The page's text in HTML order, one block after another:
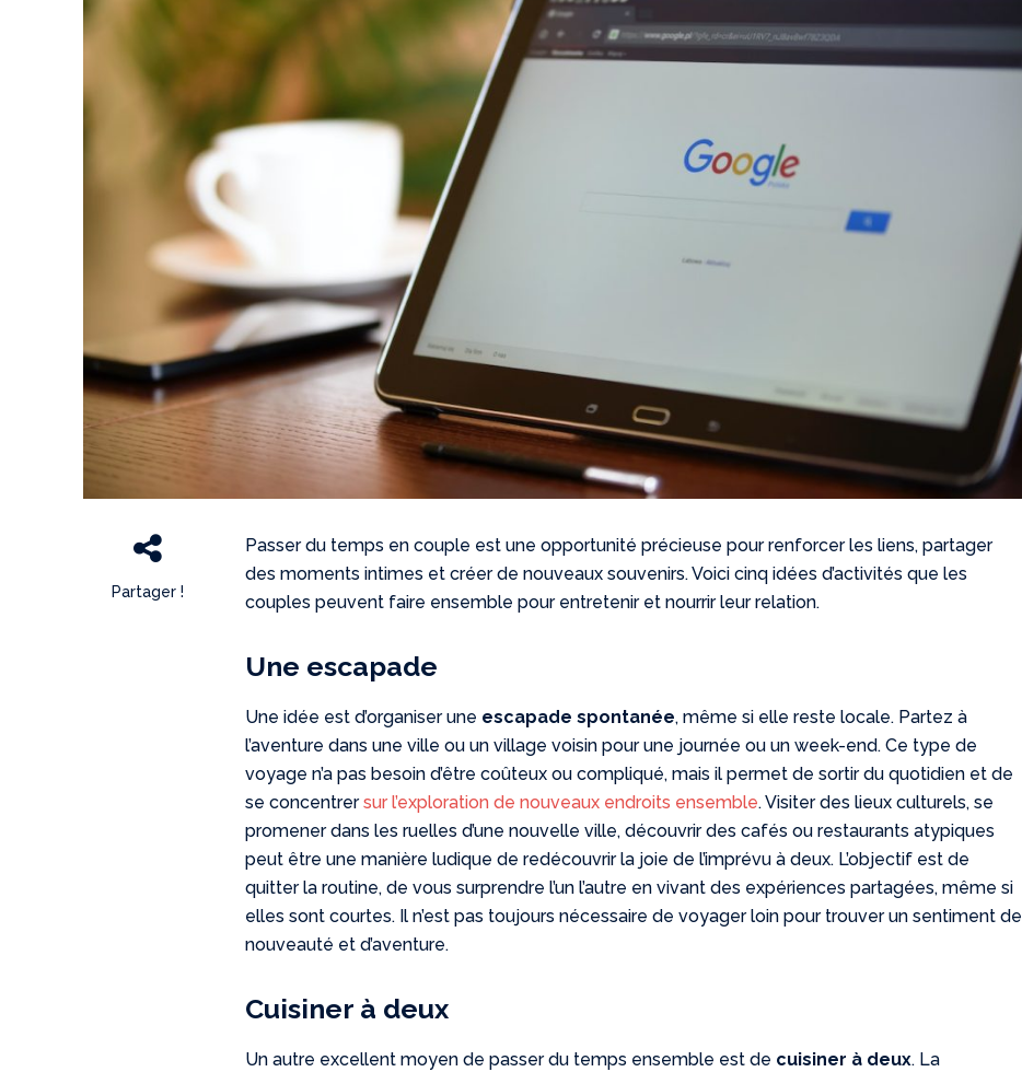
Partager !
Passer du temps en couple est une opportunité précieuse pour renforcer les liens, partager
des moments intimes et créer de nouveaux souvenirs. Voici cinq idées d’activités que les
couples peuvent faire ensemble pour entretenir et nourrir leur relation.
Une escapade
Une idée est d’organiser une escapade spontanée, même si elle reste locale. Partez à
l’aventure dans une ville ou un village voisin pour une journée ou un week-end. Ce type de
voyage n’a pas besoin d’être coûteux ou compliqué, mais il permet de sortir du quotidien et de
se concentrersur l’exploration de nouveaux endroits ensemble. Visiter des lieux culturels, se
promener dans les ruelles d’une nouvelle ville, découvrir des cafés ou restaurants atypiques
peut être une manière ludique de redécouvrir la joie de l’imprévu à deux. L’objectif est de
quitter la routine, de vous surprendre l’un l’autre en vivant des expériences partagées, même si
elles sont courtes. Il n’est pas toujours nécessaire de voyager loin pour trouver un sentiment de
nouveauté et d’aventure.
Cuisiner à deux
Un autre excellent moyen de passer du temps ensemble est de cuisiner à deux. La